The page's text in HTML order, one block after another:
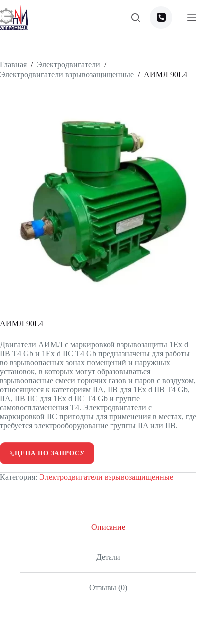
Перейти
к
сути
Главная / Электродвигатели /
Электродвигатели взрывозащищенные / АИМЛ 90L4
АИМЛ 90L4
Двигатели АИМЛ с маркировкой взрывозащиты 1Ex d
IIВ Т4 Gb и 1Ex d IIС Т4 Gb предназначены для работы
во взрывоопасных зонах помещений и наружных
установок, в которых могут образовываться
взрывоопасные смеси горючих газов и паров с воздухом,
относящиеся к категориям IIА, IIВ для 1Ex d IIВ Т4 Gb,
IIА, IIВ IIС для 1Ex d IIС Т4 Gb и группе
самовоспламенения Т4. Электродвигатели с
маркировкой IIC пригодны для применения в местах, где
требуется электрооборудование группы IIA или IIB.
ЦЕНА ПО ЗАПРОСУ
Категория: Электродвигатели взрывозащищенные
Описание
Детали
Отзывы (0)